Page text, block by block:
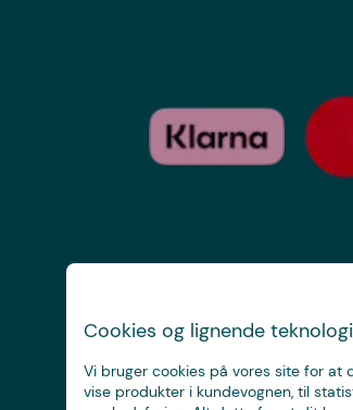
Cookies og lignende
Vi bruger cookies på vores site for at
vise produkter i kundevognen, til